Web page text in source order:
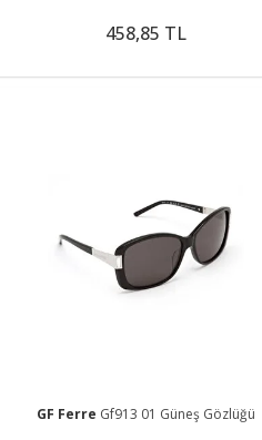
458,85 TL
GF Ferre Gf913 01 Güneş Gözlüğü